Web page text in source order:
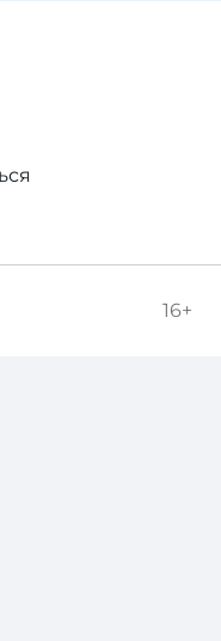
16+